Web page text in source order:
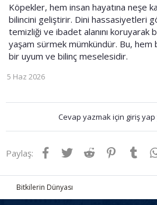
Köpekler, hem insan hayatına neşe
bilincini geliştirir. Dini hassasiyetleri
temizliği ve ibadet alanını koruyarak
yaşam sürmek mümkündür. Bu,
bir uyum ve bilinç meselesidir.
5 Haz 2026
Cevap yazmak için giriş yap
Paylaş: Facebook
TwitterReddit Pinterest
Bitkilerin Dünyası